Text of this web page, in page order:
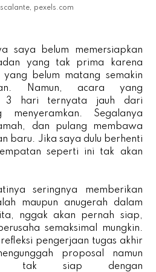
pexels.com
saya belum memersiapkan
yang tak prima karena
yang belum matang semakin
Namun, acara yang
3 hari ternyata jauh dari
menyeramkan. Segalanya
dan pulang membawa
baru. Jika saya dulu berhenti
seperti ini tak akan
seringnya memberikan
maupun anugerah dalam
nggak akan pernah siap,
semaksimal mungkin.
pengerjaan tugas akhir
proposal namun
tak siap dengan